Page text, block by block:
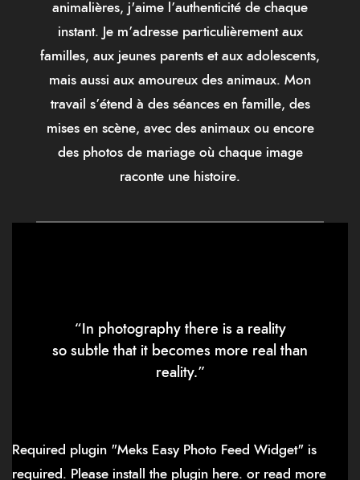
animalières, j'aime l’authenticité de chaque
instant. Je m’adresse particulièrement aux
familles, aux jeunes parents et aux adolescents,
mais aussi aux amoureux des animaux. Mon
travail s’étend à des séances en famille, des
mises en scène, avec des animaux ou encore
des photos de mariage où chaque image
raconte une histoire.
“In photography there is a reality
so subtle that it becomes more real than
reality.”
Required plugin "Meks Easy Photo Feed Widget" is
required. Please install the plugin here. or read more